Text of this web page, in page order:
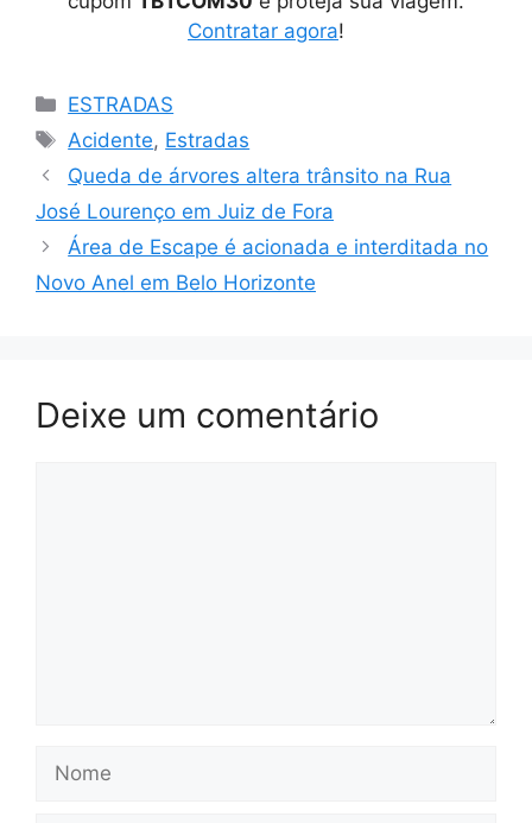
Contratar agora!
Categorias
ESTRADAS
Tags
Acidente, Estradas
Queda de árvores altera trânsito na Rua
José Lourenço em Juiz de Fora
Área de Escape é acionada e interditada no
Novo Anel em Belo Horizonte
Deixe um comentário